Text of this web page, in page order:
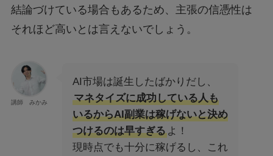
結論づけている場合もあるため、主張の信憑性は
それほど高いとは言えないでしょう。
講師 みかみ
AI市場は誕生したばかりだし、
マネタイズに成功している人も
いるからAI副業は稼げないと決め
つけるのは早すぎるよ！
現時点でも十分に稼げるし、これ